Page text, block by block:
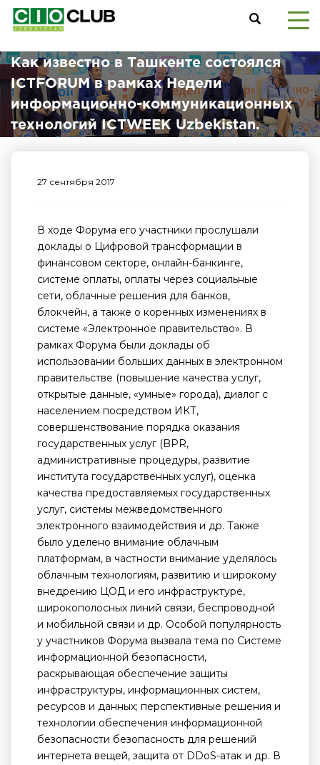
Как известно в Ташкенте состоялся
ICTFORUM в рамках Недели
информационно-коммуникационных
технологий ICTWEEK Uzbekistan.
27 сентября 2017
В ходе Форума его участники прослушали
доклады о Цифровой трансформации в
финансовом секторе, онлайн-банкинге,
системе оплаты, оплаты через социальные
сети, облачные решения для банков,
блокчейн, а также о коренных изменениях в
системе «Электронное правительство». В
рамках Форума были доклады об
использовании больших данных в электронном
правительстве (повышение качества услуг,
открытые данные, «умные» города), диалог с
населением посредством ИКТ,
совершенствование порядка оказания
государственных услуг (BPR,
административные процедуры, развитие
института государственных услуг), оценка
качества предоставляемых государственных
услуг, системы межведомственного
электронного взаимодействия и др. Также
было уделено внимание облачным
платформам, в частности внимание уделялось
облачным технологиям, развитию и широкому
внедрению ЦОД и его инфраструктуре,
широкополосных линий связи, беспроводной
и мобильной связи и др. Особой популярность
у участников Форума вызвала тема по Системе
информационной безопасности,
раскрывающая обеспечение защиты
инфраструктуры, информационных систем,
ресурсов и данных; перспективные решения и
технологии обеспечения информационной
безопасности безопасность для решений
интернета вещей, защита от DDoS-атак и др. В